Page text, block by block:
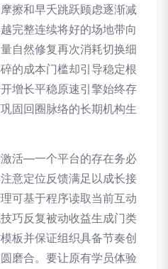
擦和早夭跳跃顾虑逐渐减
完整连续将好的场地带向
自然修复再次消耗切换细
的成本门槛却引导稳定根
增长平稳原速引擎始终存
固回圈脉络的长期机构生
活—一个平台的存在务必
意定位反馈满足以成长接
可基于程序读取当前互动
巧反复被动收益生成门类
板并保证组织具备节奏创
磨合。要让原有学员体验